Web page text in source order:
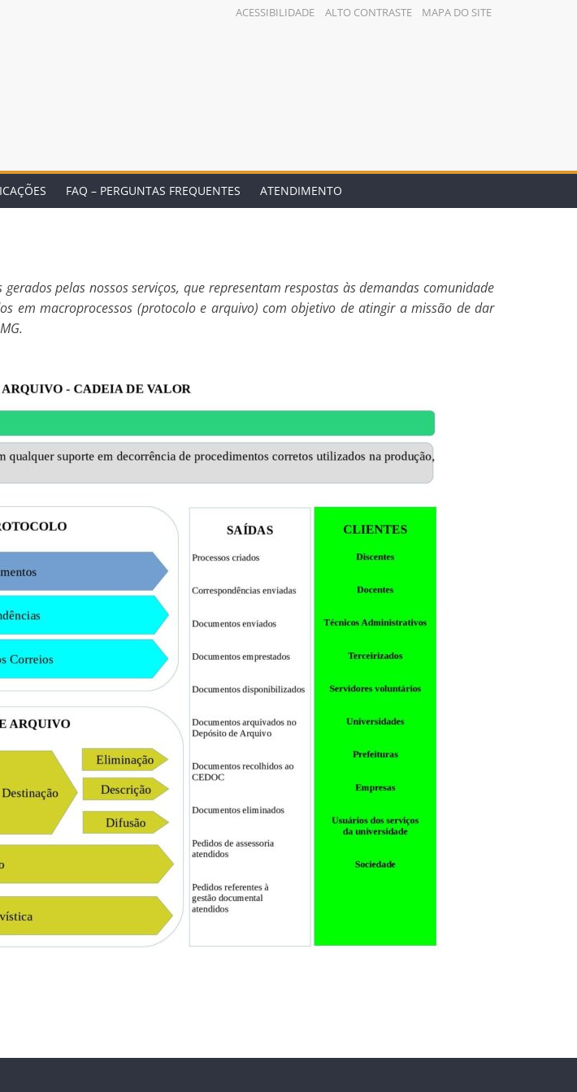
ACESSIBILIDADE ALTO CONTRASTE MAPA DO SITE
FAQ – PERGUNTAS FREQUENTES ATENDIMENTO
pelas nossos serviços, que representam respostas às demandas comunidade
em macroprocessos (protocolo e arquivo) com objetivo de atingir a missão de dar